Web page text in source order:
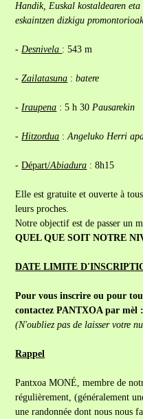
Handik, Euskal kostaldearen
eskaintzen dizkigu
-Desnivela : 543 m
-Zailatasuna :batere
-Iraupena : 5 h 30Pausarekin
-Hitzordua :Angeluko Herri
-Départ/Abiadura : 8h15
Elle est gratuite et ouverte à
leurs proches.
Notre objectif est de passer un
QUEL QUE SOIT NOTRE
DATE LIMITE
Pour vous inscrire ou pour
contactez PANTXOA par mèl
(N'oubliez pas de laisser votre
Rappel
Pantxoa MONÉ, membre de
régulièrement, (généralement
une randonnée dont nous nous